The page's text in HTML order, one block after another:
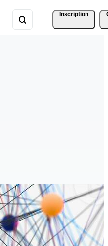
Inscription